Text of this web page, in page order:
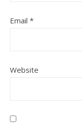
Email *
Website